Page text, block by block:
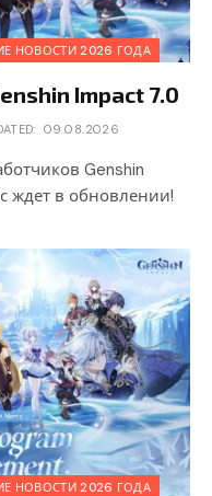
НОВОСТИ 2026 ГОДА
Impact 7.0
09.08.2026
Genshin
ждет в обновлении!
НОВОСТИ 2026 ГОДА